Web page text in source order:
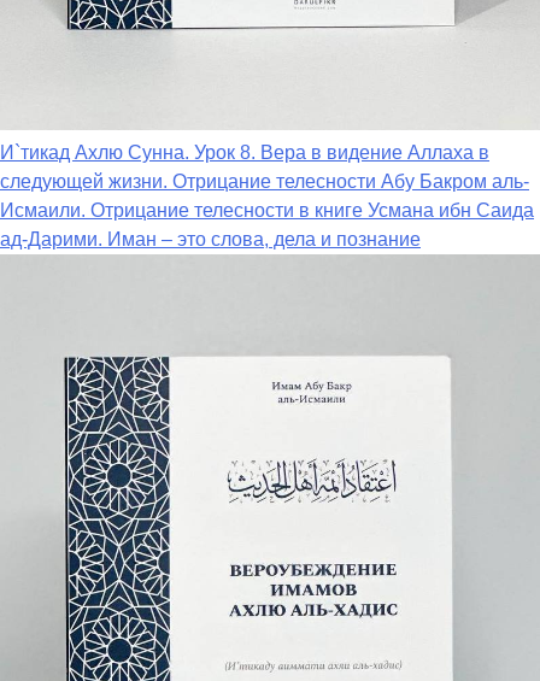
И`тикад Ахлю Сунна. Урок 8. Вера в видение Аллаха в
следующей жизни. Отрицание телесности Абу Бакром аль-
Исмаили. Отрицание телесности в книге Усмана ибн Саида
ад-Дарими. Иман – это слова, дела и познание